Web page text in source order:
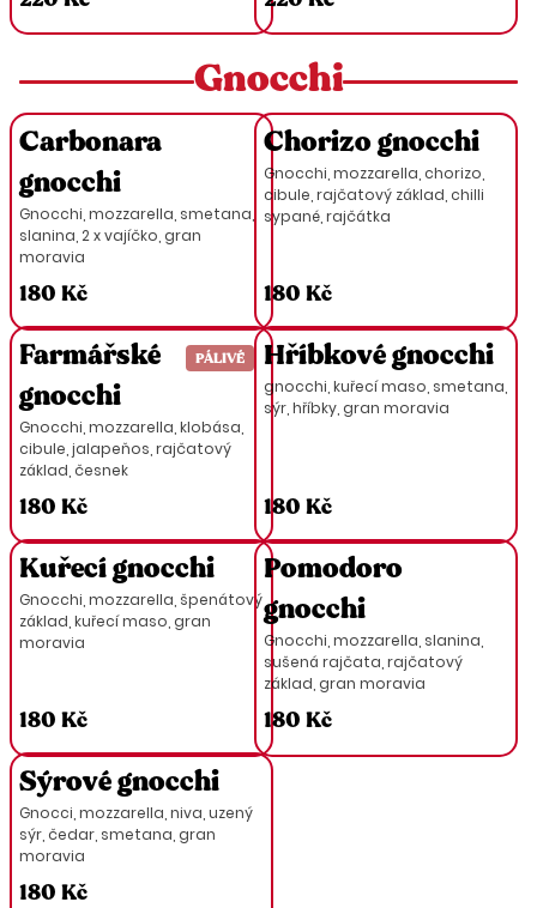
Gnocchi
Carbonara
gnocchi
Gnocchi, mozzarella, smetana,
slanina, 2 x vajíčko, gran
moravia
180 Kč
Chorizo gnocchi
Gnocchi, mozzarella, chorizo,
cibule, rajčatový základ, chilli
sypané, rajčátka
180 Kč
PÁLIVÉ
Farmářské
gnocchi
Gnocchi, mozzarella, klobása,
cibule, jalapeňos, rajčatový
základ, česnek
180 Kč
Hříbkové gnocchi
gnocchi, kuřecí maso, smetana,
sýr, hříbky, gran moravia
180 Kč
Kuřecí gnocchi
Gnocchi, mozzarella, špenátový
základ, kuřecí maso, gran
moravia
180 Kč
Pomodoro
gnocchi
Gnocchi, mozzarella, slanina,
sušená rajčata, rajčatový
základ, gran moravia
180 Kč
Sýrové gnocchi
Gnocci, mozzarella, niva, uzený
sýr, čedar, smetana, gran
moravia
180 Kč